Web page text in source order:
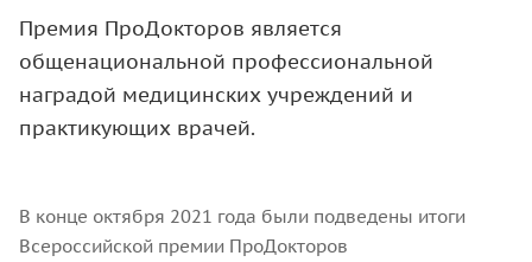
Премия ПроДокторов является
общенациональной профессиональной
наградой медицинских учреждений и
практикующих врачей.
В конце октября 2021 года были подведены итоги
Всероссийской премии ПроДокторов